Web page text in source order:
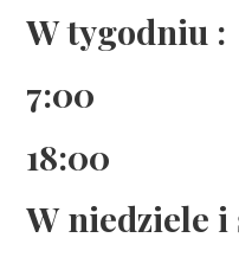
W tygodniu :
7:00
18:00
W niedziele i